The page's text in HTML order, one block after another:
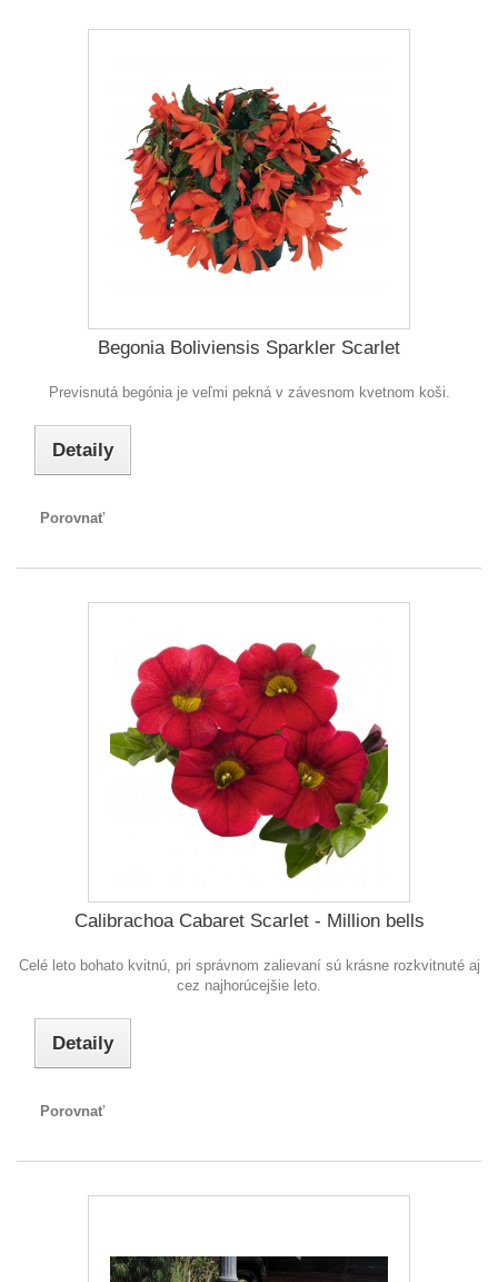
Begonia Boliviensis Sparkler Scarlet
Previsnutá begónia je veľmi pekná v závesnom kvetnom koši.
Detaily
Porovnať
Calibrachoa Cabaret Scarlet - Million bells
Celé leto bohato kvitnú, pri správnom zalievaní sú krásne rozkvitnuté aj
cez najhorúcejšie leto.
Detaily
Porovnať